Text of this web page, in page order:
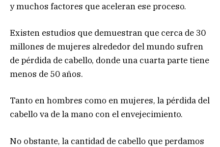
y muchos factores que aceleran ese proceso.
Existen estudios que demuestran que cerca de 30
millones de mujeres alrededor del mundo sufren
de pérdida de cabello, donde una cuarta parte tiene
menos de 50 años.
Tanto en hombres como en mujeres, la pérdida del
cabello va de la mano con el envejecimiento.
No obstante, la cantidad de cabello que perdamos